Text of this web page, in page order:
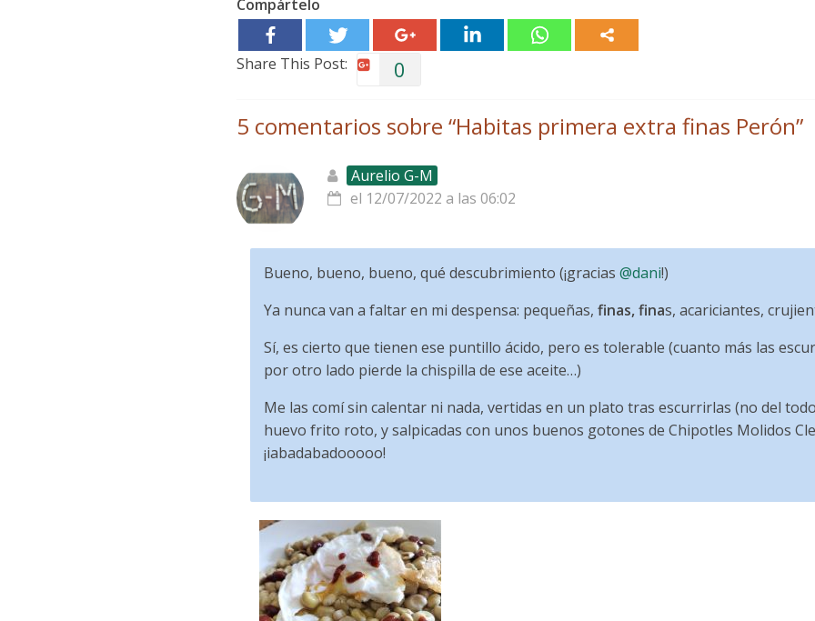
Compártelo
Share This Post: 0
5 comentarios sobre “Habitas primera extra finas Perón”
Aurelio G-M
el 12/07/2022 a las 06:02
Bueno, bueno, bueno, qué descubrimiento (¡gracias @dani!)
Ya nunca van a faltar en mi despensa: pequeñas, finas, finas, acariciantes,
Sí, es cierto que tienen ese puntillo ácido, pero es tolerable (cuanto más las
por otro lado pierde la chispilla de ese aceite…)
Me las comí sin calentar ni nada, vertidas en un plato tras escurrirlas (no del
huevo frito roto, y salpicadas con unos buenos gotones de Chipotles Molidos
¡iabadabadooooo!